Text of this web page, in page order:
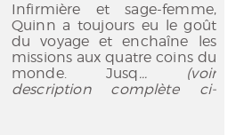
Infirmière et sage-femme,
Quinn a toujours eu le goût
du voyage et enchaîne les
missions aux quatre coins du
monde. Jusq... (voir
description complète ci-